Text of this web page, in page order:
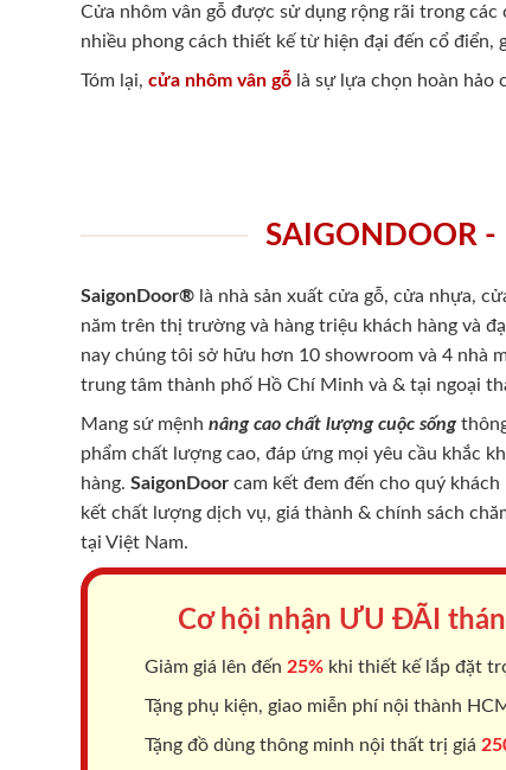
Cửa nhôm vân gỗ được sử dụng rộng rãi trong
nhiều phong cách thiết kế từ hiện đại đến cổ điển,
Tóm lại, cửa nhôm vân gỗ là sự lựa chọn hoàn hảo
SAIGONDOOR -
SaigonDoor® là nhà sản xuất cửa gỗ, cửa nhựa,
năm trên thị trường và hàng triệu khách hàng và
nay chúng tôi sở hữu hơn 10 showroom và 4 nhà
trung tâm thành phố Hồ Chí Minh và & tại ngoại
Mang sứ mệnh nâng cao chất lượng cuộc sống
phẩm chất lượng cao, đáp ứng mọi yêu cầu khắc
hàng. SaigonDoor cam kết đem đến cho quý
kết chất lượng dịch vụ, giá thành & chính sách
tại Việt Nam.
Cơ hội nhận ƯU ĐÃI
Giảm giá lên đến 25% khi thiết kế lắp đặt
Tặng phụ kiện, giao miễn phí nội thành
Tặng đồ dùng thông minh nội thất trị giá